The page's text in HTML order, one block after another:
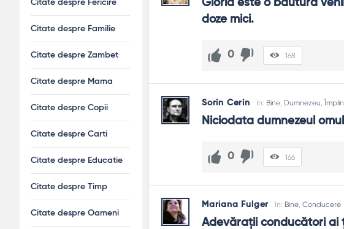
E suficientă intenția bună?
Nu. Măsoară efectul: a ajutat sau a complicat? Caută competență și
Cum educ copiii pentru bine?
Prin exemplu constant, ritualuri de generozitate (donații, voluntariat),
Gloria este o băutură
doze mici.
0 168
Sorin Cerin In: Bine, Dumnezeu,
Niciodata dumnezeul
0 166
Mariana Fulger In: Bine,Conducere
Adevăraţii conducători ai
Citate despre Fericire
Citate despre Familie
Citate despre Zambet
Citate despre Mama
Citate despre Copii
Citate despre Carti
Citate despre Educatie
Citate despre Timp
Citate despre Oameni